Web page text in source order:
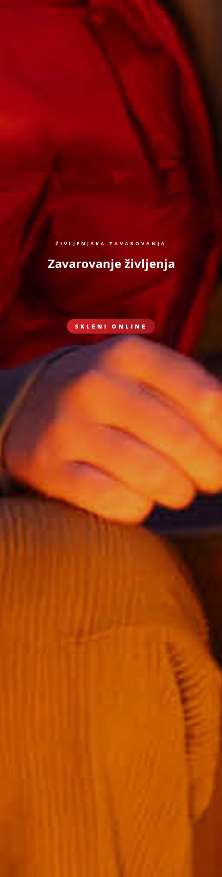
ŽIVLJENJSKA ZAVAROVANJA
Zavarovanje življenja
SKLENI ONLINE